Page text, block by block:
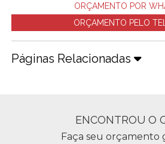
ORÇAMENTO POR
ORÇAMENTO PELO
Páginas Relacionadas
ENCONTROU O
Faça seu orçamento